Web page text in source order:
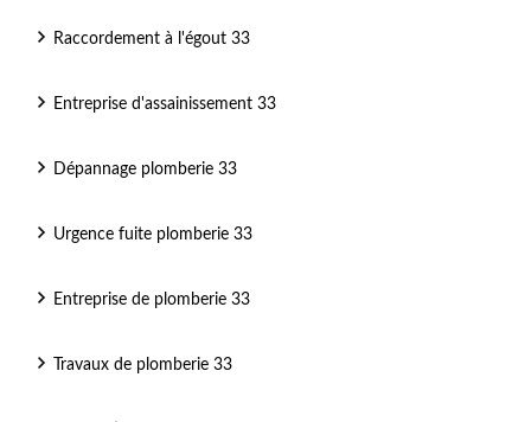
Raccordement à l'égout 33
Entreprise d'assainissement 33
Dépannage plomberie 33
Urgence fuite plomberie 33
Entreprise de plomberie 33
Travaux de plomberie 33